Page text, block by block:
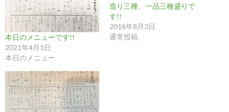
本日のメニューです!!
2021年4月1日
本日のメニュー
造り三種、一品三種盛りで
す!!
2016年8月3日
通常投稿